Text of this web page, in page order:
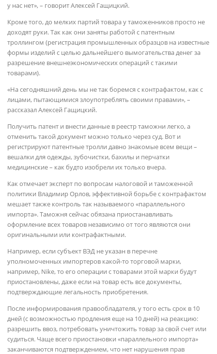
у нас нет», – говорит Алексей Гащицкий.
Кроме того, до мелких партий товара у таможенников просто не
доходят руки. Так как они заняты работой с патентным
троллингом (регистрация промышленных образцов на известные
формы изделий с целью дальнейшего вымогательства денег за
разрешение внешнеэкономических операций с такими
товарами).
«На сегодняшний день мы не так боремся с контрафактом, как с
лицами, пытающимися злоупотреблять своими правами», –
рассказал Алексей Гащицкий.
Получить патент и внести данные в реестр таможни легко, а
отменить такой документ можно только через суд. Вот и
регистрируют патентные тролли давно знакомые всем вещи –
вешалки для одежды, зубочистки, бахилы и перчатки
медицинские – как будто изобрели их только вчера.
Как отмечает эксперт по вопросам налоговой и таможенной
политики Владимир Орлов, эффективной борьбе с контрафактом
мешает также контроль так называемого «параллельного
импорта». Таможня сейчас обязана приостанавливать
оформление всех товаров независимо от того являются они
оригинальными или контрафактными.
Например, если субъект ВЭД не указан в перечне
уполномоченных импортеров какой-то торговой марки,
например, Nike, то его операции с товарами этой марки будут
приостановлены, даже если на товар есть все документы,
подтверждающие легальность приобретения.
После информирования правообладателя, у того есть срок в 10
дней (с возможностью продления еще на 10 дней) на реакцию:
разрешить ввоз, потребовать уничтожить товар за свой счет или
судиться. Чаще всего приостановки «параллельного импорта»
заканчиваются подтверждением, что нет нарушения прав